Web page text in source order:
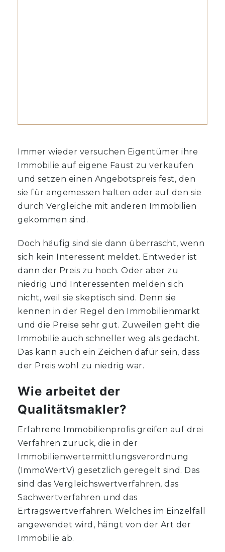
Immer wieder versuchen Eigentümer ihre
Immobilie auf eigene Faust zu verkaufen
und setzen einen Angebotspreis fest, den
sie für angemessen halten oder auf den sie
durch Vergleiche mit anderen Immobilien
gekommen sind.
Doch häufig sind sie dann überrascht, wenn
sich kein Interessent meldet. Entweder ist
dann der Preis zu hoch. Oder aber zu
niedrig und Interessenten melden sich
nicht, weil sie skeptisch sind. Denn sie
kennen in der Regel den Immobilienmarkt
und die Preise sehr gut. Zuweilen geht die
Immobilie auch schneller weg als gedacht.
Das kann auch ein Zeichen dafür sein, dass
der Preis wohl zu niedrig war.
Wie arbeitet der
Qualitätsmakler?
Erfahrene Immobilienprofis greifen auf drei
Verfahren zurück, die in der
Immobilienwertermittlungsverordnung
(ImmoWertV) gesetzlich geregelt sind. Das
sind das Vergleichswertverfahren, das
Sachwertverfahren und das
Ertragswertverfahren. Welches im Einzelfall
angewendet wird, hängt von der Art der
Immobilie ab.